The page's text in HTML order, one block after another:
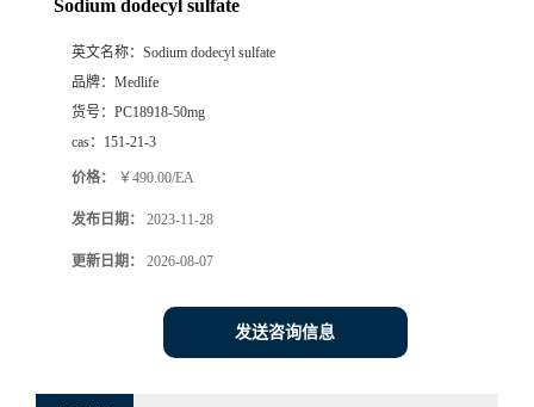
Sodium dodecyl sulfate
英文名称： Sodium dodecyl sulfate
品牌： Medlife
货号： PC18918-50mg
cas： 151-21-3
价格： ￥490.00/EA
发布日期： 2023-11-28
更新日期： 2026-08-07
发送咨询信息